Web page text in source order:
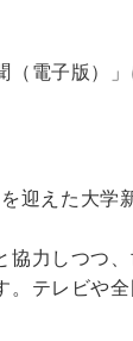
（電子版）
迎えた大学
協力しつつ
。テレビや